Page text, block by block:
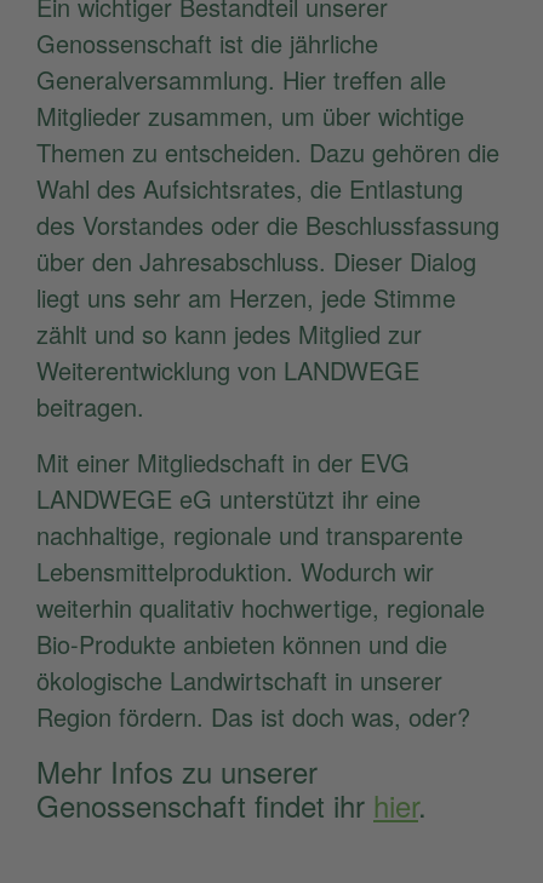
Genossenschaft ist die jährliche
Generalversammlung. Hier treffen alle
Mitglieder zusammen, um über wichtige
Themen zu entscheiden. Dazu gehören die
Wahl des Aufsichtsrates, die Entlastung
des Vorstandes oder die Beschlussfassung
über den Jahresabschluss. Dieser Dialog
liegt uns sehr am Herzen, jede Stimme
zählt und so kann jedes Mitglied zur
Weiterentwicklung von LANDWEGE
beitragen.
Mit einer Mitgliedschaft in der EVG
LANDWEGE eG unterstützt ihr eine
nachhaltige, regionale und transparente
Lebensmittelproduktion. Wodurch wir
weiterhin qualitativ hochwertige, regionale
Bio-Produkte anbieten können und die
ökologische Landwirtschaft in unserer
Region fördern. Das ist doch was, oder?
Mehr Infos zu unserer
Genossenschaft findet ihr hier.